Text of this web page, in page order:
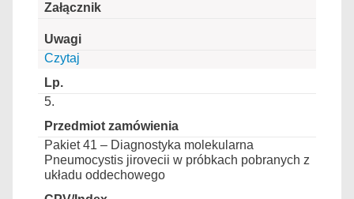
Czytaj
5.
Pakiet 41 – Diagnostyka molekularna
Pneumocystis jirovecii w próbkach pobranych z
układu oddechowego